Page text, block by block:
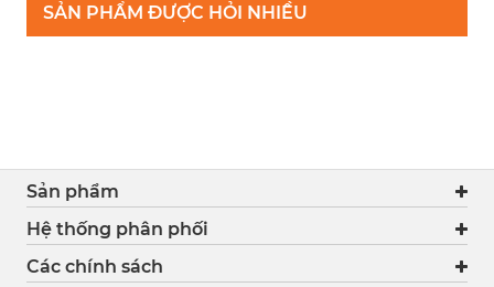
SẢN PHẨM ĐƯỢC HỎI NHIỀU
Sản phẩm
Hệ thống phân phối
Các chính sách